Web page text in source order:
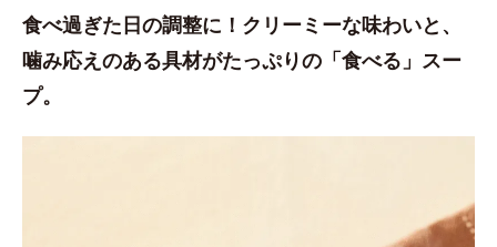
食べ過ぎた日の調整に！クリーミーな味わいと、
噛み応えのある具材がたっぷりの「食べる」スー
プ。